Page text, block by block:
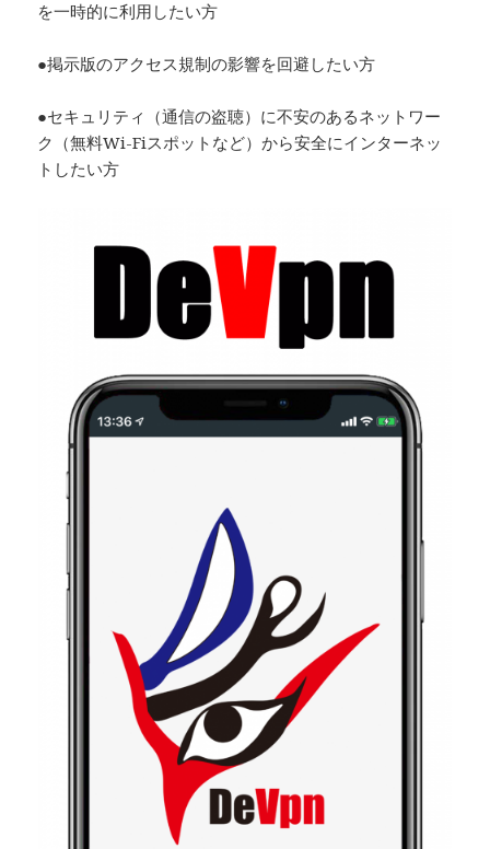
を一時的に利用したい方
●掲示版のアクセス規制の影響を回避したい方
●セキュリティ（通信の盗聴）に不安のあるネットワー
ク（無料Wi-Fiスポットなど）から安全にインターネッ
トしたい方